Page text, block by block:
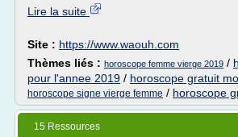
Lire la suite
Site : https://www.waouh.com
Thèmes liés : horoscope femme vierge 2019 /
pour l'annee 2019 / horoscope gratuit
horoscope signe vierge femme / horoscope
15 Ressources